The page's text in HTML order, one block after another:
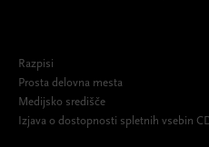
Razpisi
Prosta delovna mesta
Medijsko središče
Izjava o dostopnosti spletnih vsebin